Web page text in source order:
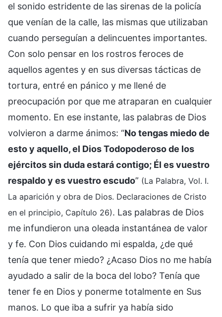
el sonido estridente de las sirenas de la policía
que venían de la calle, las mismas que utilizaban
cuando perseguían a delincuentes importantes.
Con solo pensar en los rostros feroces de
aquellos agentes y en sus diversas tácticas de
tortura, entré en pánico y me llené de
preocupación por que me atraparan en cualquier
momento. En ese instante, las palabras de Dios
volvieron a darme ánimos: “No tengas miedo de
esto y aquello, el Dios Todopoderoso de los
ejércitos sin duda estará contigo; Él es vuestro
respaldo y es vuestro escudo” (La Palabra, Vol. I.
La aparición y obra de Dios. Declaraciones de Cristo
en el principio, Capítulo 26). Las palabras de Dios
me infundieron una oleada instantánea de valor
y fe. Con Dios cuidando mi espalda, ¿de qué
tenía que tener miedo? ¿Acaso Dios no me había
ayudado a salir de la boca del lobo? Tenía que
tener fe en Dios y ponerme totalmente en Sus
manos. Lo que iba a sufrir ya había sido